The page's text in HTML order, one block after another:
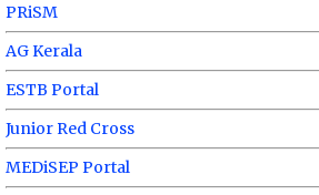
PRiSM
AG Kerala
ESTB Portal
Junior Red Cross
MEDiSEP Portal